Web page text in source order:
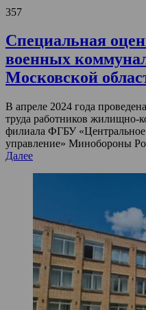
357
Специальная
военных
Московской
В апреле 2024 года
труда работников
филиала ФГБУ
управление» Минобороны
Далее